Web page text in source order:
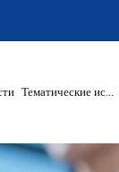
Тематические ис...